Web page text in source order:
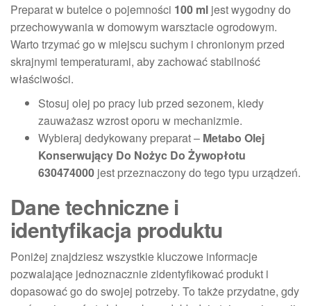
Preparat w butelce o pojemności 100 ml jest wygodny do
przechowywania w domowym warsztacie ogrodowym.
Warto trzymać go w miejscu suchym i chronionym przed
skrajnymi temperaturami, aby zachować stabilność
właściwości.
Stosuj olej po pracy lub przed sezonem, kiedy
zauważasz wzrost oporu w mechanizmie.
Wybieraj dedykowany preparat – Metabo Olej
Konserwujący Do Nożyc Do Żywopłotu
630474000 jest przeznaczony do tego typu urządzeń.
Dane techniczne i
identyfikacja produktu
Poniżej znajdziesz wszystkie kluczowe informacje
pozwalające jednoznacznie zidentyfikować produkt i
dopasować go do swojej potrzeby. To także przydatne, gdy